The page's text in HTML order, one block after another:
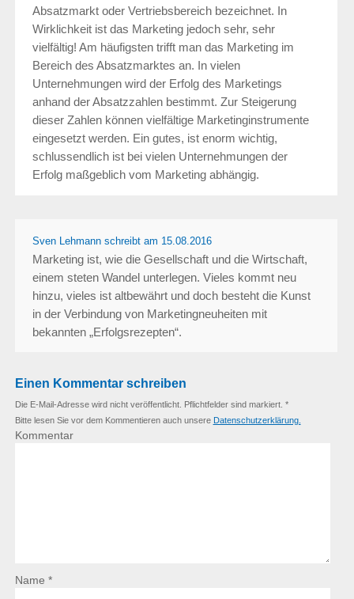
Absatzmarkt oder Vertriebsbereich bezeichnet. In
Wirklichkeit ist das Marketing jedoch sehr, sehr
vielfältig! Am häufigsten trifft man das Marketing im
Bereich des Absatzmarktes an. In vielen
Unternehmungen wird der Erfolg des Marketings
anhand der Absatzzahlen bestimmt. Zur Steigerung
dieser Zahlen können vielfältige Marketinginstrumente
eingesetzt werden. Ein gutes, ist enorm wichtig,
schlussendlich ist bei vielen Unternehmungen der
Erfolg maßgeblich vom Marketing abhängig.
Sven Lehmannschreibt am 15.08.2016
Marketing ist, wie die Gesellschaft und die Wirtschaft,
einem steten Wandel unterlegen. Vieles kommt neu
hinzu, vieles ist altbewährt und doch besteht die Kunst
in der Verbindung von Marketingneuheiten mit
bekannten „Erfolgsrezepten“.
Einen Kommentar schreiben
Die E-Mail-Adresse wird nicht veröffentlicht. Pflichtfelder sind markiert. *
Bitte lesen Sie vor dem Kommentieren auch unsere Datenschutzerklärung.
Kommentar
Name *